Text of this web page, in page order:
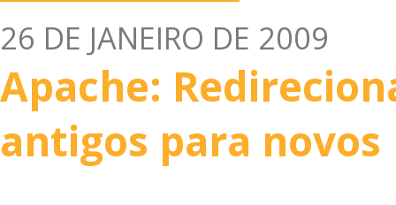
26 DE JANEIRO DE 2009
Apache:
antigos para novos